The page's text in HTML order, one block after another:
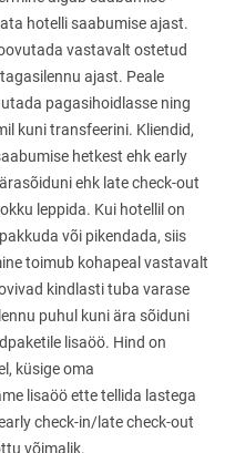
hotelli saabumise ajast.
vastavalt ostetud
ajast. Peale
pagasihoidlasse ning
kuni transfeerini. Kliendid,
hetkest ehk early
ehk late check-out
leppida. Kui hotellil on
või pikendada, siis
toimub kohapeal vastavalt
kindlasti tuba varase
puhul kuni ära sõiduni
lisaöö. Hind on
küsige oma
lisaöö ette tellida lastega
check-in/late check-out
võimalik.